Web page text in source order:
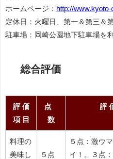
ホームページ： http://
定休日：火曜日、第一＆第三＆
駐車場：岡崎公園地下駐車場を
総合評価
評 価
項 目
点
数
評
評 価
項 目
数
評
料理の
美味し
５点
５点：激ウ
イ！。３点